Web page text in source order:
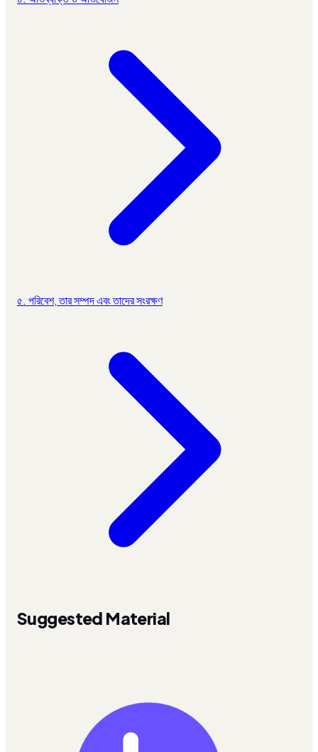
৫. পরিবেশ, তার সম্পদ এবং তাদের সংরক্ষণ
Suggested Material